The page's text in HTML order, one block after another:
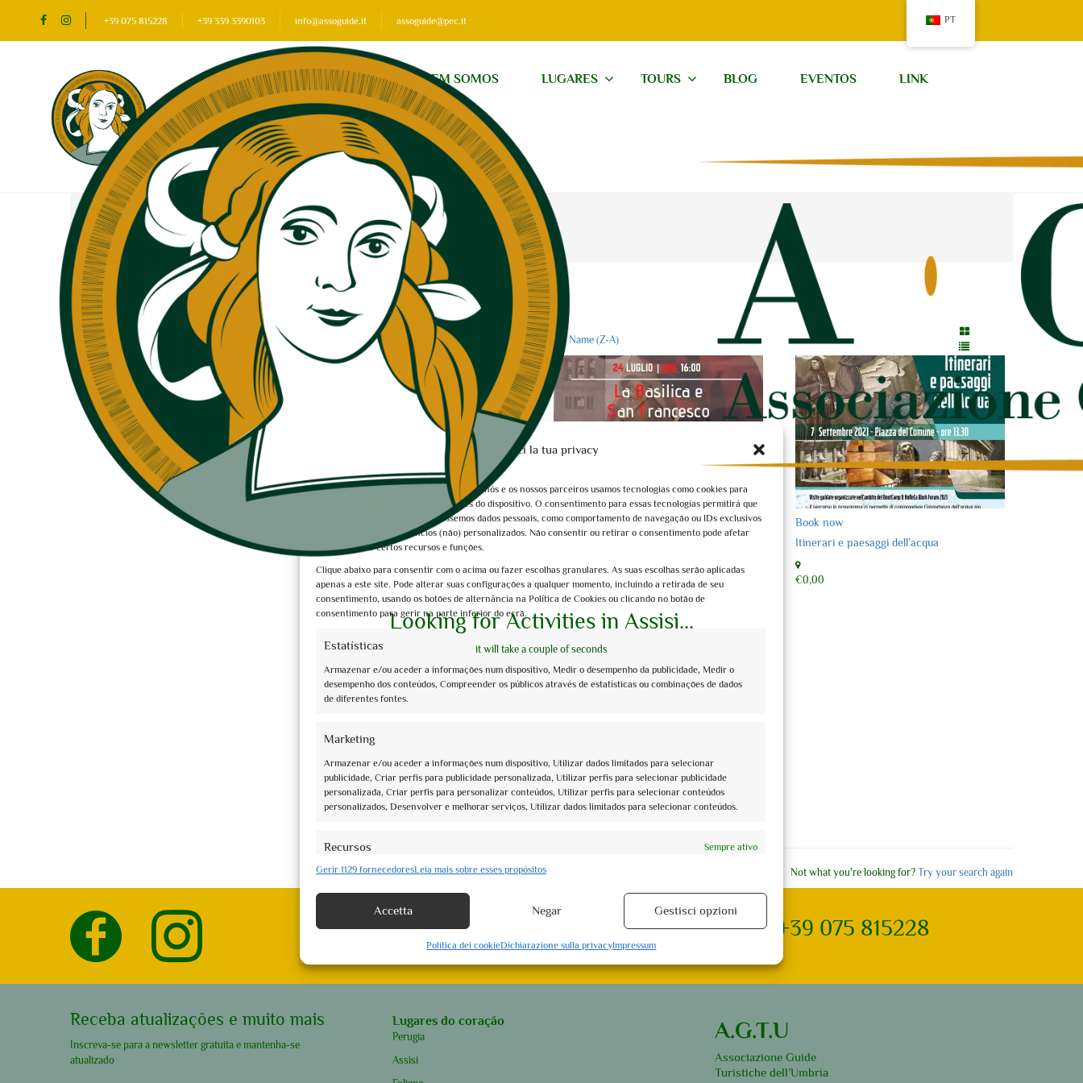
Gestisci la tua privacy
Para fornecer as melhores experiências, nós e os nossos parceiros usamos tecnologias como cookies para
armazenar e/ou aceder a informações do dispositivo. O consentimento para essas tecnologias permitirá que
nós e os nossos parceiros processemos dados pessoais, como comportamento de navegação ou IDs exclusivos
neste site e mostrar anúncios (não) personalizados. Não consentir ou retirar o consentimento pode afetar
adversamente certos recursos e funções.
Clique abaixo para consentir com o acima ou fazer escolhas granulares. As suas escolhas serão aplicadas
apenas a este site. Pode alterar suas configurações a qualquer momento, incluindo a retirada de seu
consentimento, usando os botões de alternância na Política de Cookies ou clicando no botão de
consentimento para gerir na parte inferior do ecrã.
Estatísticas
Armazenar e/ou aceder a informações num dispositivo, Medir o desempenho da publicidade, Medir o
desempenho dos conteúdos, Compreender os públicos através de estatísticas ou combinações de dados
de diferentes fontes.
Marketing
Armazenar e/ou aceder a informações num dispositivo, Utilizar dados limitados para selecionar
publicidade, Criar perfis para publicidade personalizada, Utilizar perfis para selecionar publicidade
personalizada, Criar perfis para personalizar conteúdos, Utilizar perfis para selecionar conteúdos
personalizados, Desenvolver e melhorar serviços, Utilizar dados limitados para selecionar conteúdos.
Recursos Sempre ativo
Fazer corresponder e combinar dados de outras fontes de dados, Ligar dispositivos
Garantir a segurança, evitar e detectar a fraude, e corrigir erros,
Gerir 1129 fornecedoresLeia mais sobre esses propósitos
Accetta Negar Gestisci opzioni
Politica dei cookieDichiarazione sulla privacyImpressum
+39 075 815228 +39 339 3390103 info@assoguide.it assoguide@pec.it
QUEM SOMOS LUGARES TOURS BLOG EVENTOS LINK
CONTATOS
Looking for Activities in Assisi...
it will take a couple of seconds
Home Nossos Lugares do coração Assisi
Assisi: 5 eventos encontradosChange search
Price ( Price ( Name (A-Z) Name (Z-A)
Le Rocche di Assisi al tramonto
€10,00
Book now
€10,00
Book now
Itinerari e paesaggi dell’acqua
€0,00
Book now
La moda negli affreschi a San Francesco
Book now
Visite guidate Natale Assisi 2021
Assisi: 5 eventos encontrados. Showing 1 - 5 Not what you're looking for? Try your search again
info@assoguide.it +39 075 815228
Receba atualizações e muito mais
Inscreva-se para a newsletter gratuita e mantenha-se
atualizado
Lugares do coração
Perugia
Assisi
A.G.T.U
Associazione Guide
Turistiche dell’Umbria
PT